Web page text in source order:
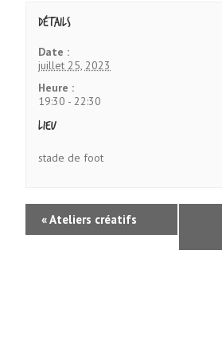
Détails
Date :
juillet 25, 2023
Heure :
19:30 - 22:30
Lieu
stade de foot
«Ateliers créatifs